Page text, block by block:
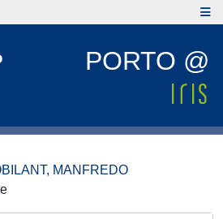
PORTO @
MANFREDO